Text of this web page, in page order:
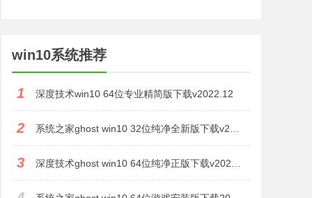
win10系统推荐
1 深度技术win10 64位专业精简版下载v2022.12
2
3